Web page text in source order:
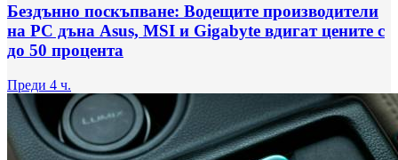
Бездънно поскъпване: Водещите производители
на РС дъна Asus, MSI и Gigabyte вдигат цените с
до 50 процента
Преди 4 ч.